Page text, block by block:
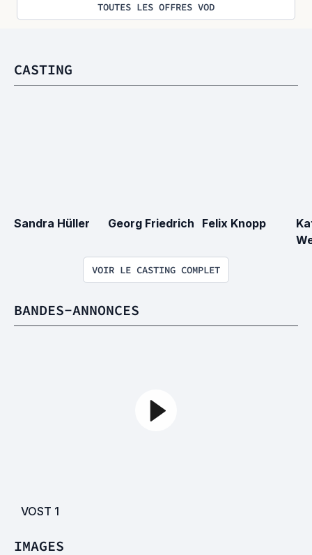
TOUTES LES OFFRES VOD
CASTING
Sandra Hüller Georg Friedrich Felix Knopp
VOIR LE CASTING COMPLET
BANDES-ANNONCES
VOST 1
IMAGES